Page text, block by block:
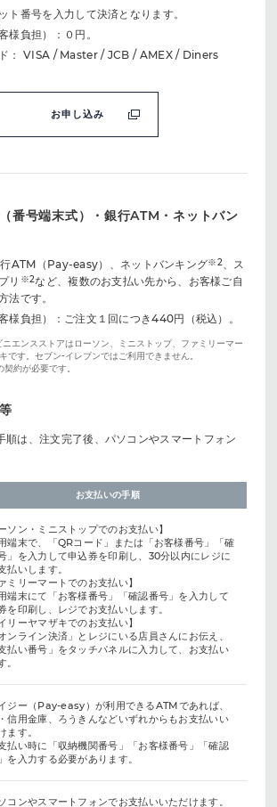
ト番号を入力して決済となります。
様負担）：０円。
： VISA / Master / JCB / AMEX / Diners
お申し込み
番号端末式）・銀行ATM・ネットバン
ATM（Pay-easy）、ネットバンキング※2、ス
リ ※2など、複数のお支払い先から、お客様ご自
法です。
様負担）：ご注文１回につき440円（税込）。
エンスストアはローソン、ミニストップ、ファミリーマー
です。セブン-イレブンではご利用できません。
約が必要です。
順は、注文完了後、パソコンやスマートフォン
お支払いの手順
ーソン・ミニストップでのお支払い】
端末で、「QRコード」または「お客様番号」「確
」を入力して申込券を印刷し、30分以内にレジに
払いします。
ミリーマートでのお支払い】
端末にて「お客様番号」「確認番号」を入力して
を印刷し、レジでお支払いします。
リーヤマザキでのお支払い】
ンライン決済」とレジにいる店員さんにお伝え、
払い番号」をタッチパネルに入力して、お支払い
。
ジー（Pay-easy）が利用できるATMであれば、
信用金庫、ろうきんなどいずれからもお支払いい
ます。
払い時に「収納機関番号」「お客様番号」「確認
を入力する必要があります。
コンやスマートフォンでお支払いいただけます。